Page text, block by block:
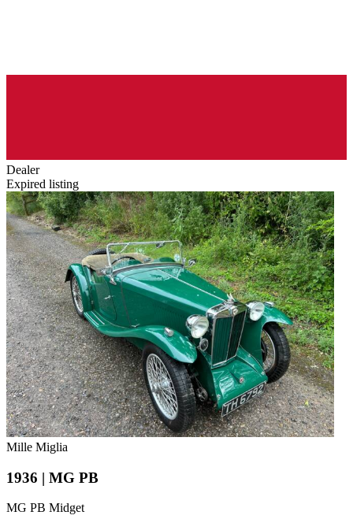
Dealer
Expired listing
Mille Miglia
1936 | MG PB
MG PB Midget